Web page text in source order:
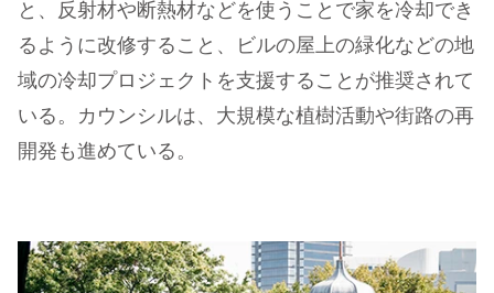
と、反射材や断熱材などを使うことで家を冷却でき
るように改修すること、ビルの屋上の緑化などの地
域の冷却プロジェクトを支援することが推奨されて
いる。カウンシルは、大規模な植樹活動や街路の再
開発も進めている。